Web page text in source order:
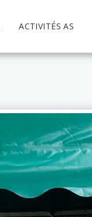
ACTIVITÉS AS